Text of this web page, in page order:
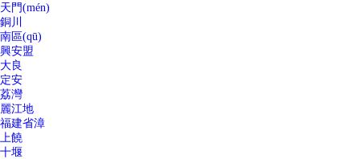
天門(mén)
銅川
南區(qū)
興安盟
大良
定安
荔灣
麗江地
福建省漳
上饒
十堰